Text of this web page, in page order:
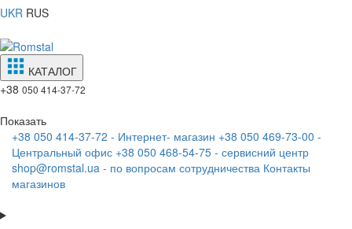
UKR RUS
КАТАЛОГ
+38 050 414-37-72
Показать
+38 050 414-37-72 - Интернет- магазин +38 050 469-73-00 -
Центральный офис +38 050 468-54-75 - сервисний центр
shop@romstal.ua - по вопросам сотрудничества Контакты
магазинов